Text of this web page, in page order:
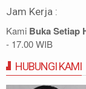
Jam Kerja :
Kami Buka Setiap
- 17.00 WIB
HUBUNGI KAMI